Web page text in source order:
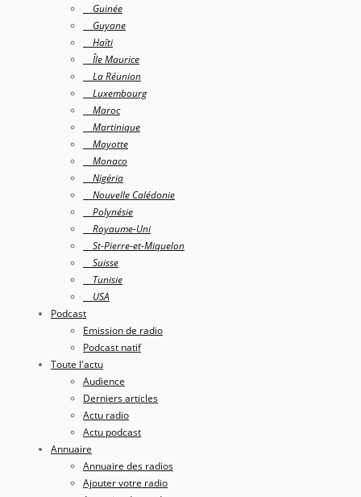
Guinée
Guyane
Haîti
Île Maurice
La Réunion
Luxembourg
Maroc
Martinique
Mayotte
Monaco
Nigéria
Nouvelle Calédonie
Polynésie
Royaume-Uni
St-Pierre-et-Miquelon
Suisse
Tunisie
USA
Podcast
Emission de radio
Podcast natif
Toute l'actu
Audience
Derniers articles
Actu radio
Actu podcast
Annuaire
Annuaire des radios
Ajouter votre radio